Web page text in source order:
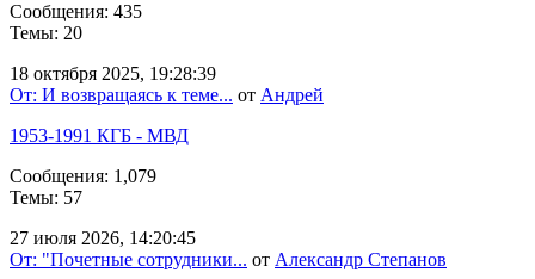
Сообщения: 435
Темы: 20
18 октября 2025, 19:28:39
От: И возвращаясь к теме... от Андрей
1953-1991 КГБ - МВД
Сообщения: 1,079
Темы: 57
27 июля 2026, 14:20:45
От: "Почетные сотрудники... от Александр Степанов